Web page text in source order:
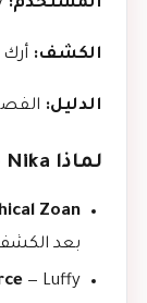
المستخدم:
الكشف: أرك Wano (Gear 5 / Nika)
الدليل: الفصول
لماذا Nika مختلفة؟
Zoan
بعد